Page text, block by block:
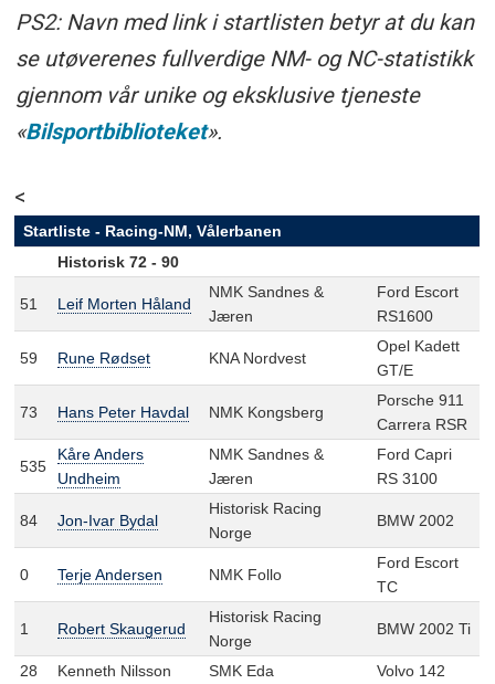
PS2: Navn med link i startlisten betyr at du kan
se utøverenes fullverdige NM- og NC-statistikk
gjennom vår unike og eksklusive tjeneste
«Bilsportbiblioteket».
<
Startliste - Racing-NM, Vålerbanen
Historisk 72 - 90
51 Leif Morten Håland
NMK Sandnes &
Jæren
Ford Escort
RS1600
59 Rune Rødset KNA Nordvest
Opel Kadett
GT/E
73 Hans Peter Havdal NMK Kongsberg
Porsche 911
Carrera RSR
535
Kåre Anders
Undheim
NMK Sandnes &
Jæren
Ford Capri
RS 3100
84 Jon-Ivar Bydal
Historisk Racing
Norge
BMW 2002
0 Terje Andersen NMK Follo
Ford Escort
TC
1 Robert Skaugerud
Historisk Racing
Norge
BMW 2002 Ti
28 Kenneth Nilsson SMK Eda
Volvo 142